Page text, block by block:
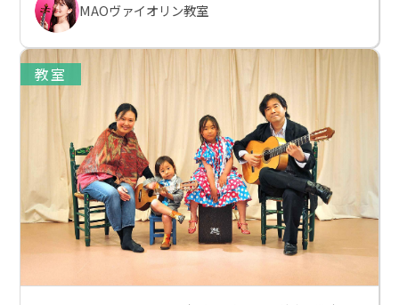
MAOヴァイオリン教室
教室